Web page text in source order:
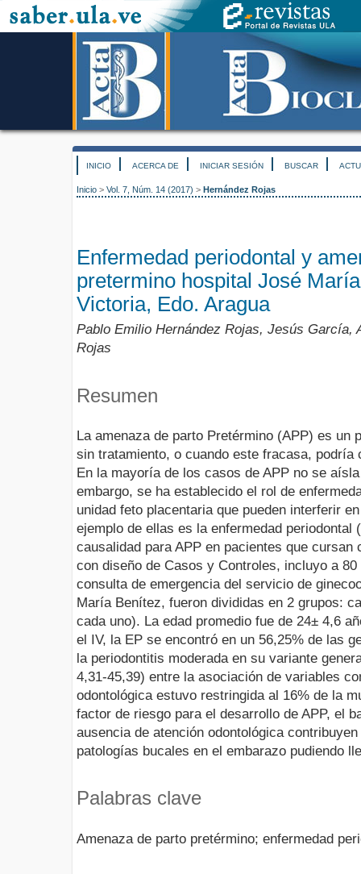
INICIO ACERCA DE INICIAR SESIÓN BUSCAR
Inicio > Vol. 7, Núm. 14 (2017) > Hernández Rojas
Enfermedad periodontal y
pretermino hospital José
Victoria, Edo. Aragua
Pablo Emilio Hernández Rojas, Jesús García,
Rojas
Resumen
La amenaza de parto Pretérmino (APP) es un
sin tratamiento, o cuando este fracasa, podría
En la mayoría de los casos de APP no se
embargo, se ha establecido el rol de
unidad feto placentaria que pueden interferir
ejemplo de ellas es la enfermedad periodontal
causalidad para APP en pacientes que cursan
con diseño de Casos y Controles, incluyo a
consulta de emergencia del servicio de
María Benítez, fueron divididas en 2 grupos:
cada uno). La edad promedio fue de 24± 4,6
el IV, la EP se encontró en un 56,25% de las
la periodontitis moderada en su variante
4,31-45,39) entre la asociación de variables
odontológica estuvo restringida al 16% de la
factor de riesgo para el desarrollo de APP, el
ausencia de atención odontológica
patologías bucales en el embarazo pudiendo
Palabras clave
Amenaza de parto pretérmino; enfermedad